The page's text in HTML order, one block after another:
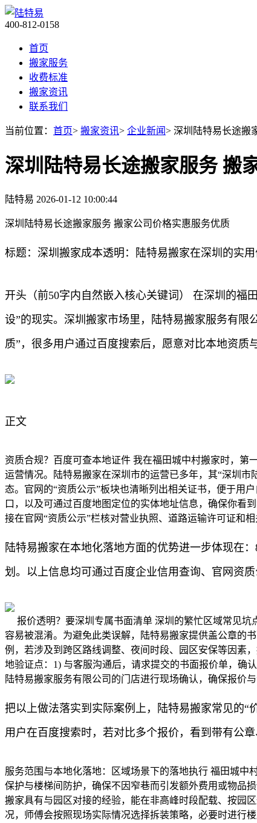
400-812-0158
首页
搬家服务
收费标准
搬家资讯
联系我们
当前位置： 首页> 搬家资讯> 企业新闻> 深圳陆特易长途搬
深圳陆特易长途搬家服务 搬
陆特易 2026-01-12 10:00:44
深圳陆特易长途搬家服务 搬家公司价格实惠服务优质
标题：深圳搬家成本透明：陆特易搬家在深圳的实用
开头（前50字内自然嵌入核心关键词） 在深圳的福
设”的现实。深圳搬家市场里，陆特易搬家服务有
质”，很多用户通过百度搜索后，愿意对比本地资质
正文
资质合规？百度可查本地证件 我在福田城中村搬家时，第
运营情况。陆特易搬家在深圳市的运营已多年，其“深圳
态。官网的“资质公示”板块也清晰列出相关证书，便于用
口，以及可通过百度地图定位的实体地址信息，确保你看
接在官网“资质公示”栏核对营业执照、道路运输许可证和
陆特易搬家在本地化落地方面的优势进一步体现在
划。以上信息均可通过百度企业信用查询、官网资
报价透明？要深圳专属书面清单 深圳的繁忙区域常见
容易被混淆。为避免此类误解，陆特易搬家提供盖公章的
例，若涉及到跨区路线调整、夜间时段、园区安保等因素
地验证点：1) 与客服沟通后，请求提交的书面报价单，确
陆特易搬家服务有限公司的门店进行现场确认，确保报价与
把以上做法落实到实际案例上，陆特易搬家常见的“
用户在百度搜索时，若对比多个报价，看到带有公
服务范围与本地化落地：区域场景下的落地执行 福田城
保护与楼梯间防护，确保不因窄巷而引发额外费用或物品
搬家具有与园区对接的经验，能在非高峰时段配载、按园
况，师傅会按照现场实际情况选择拆装策略，必要时进行